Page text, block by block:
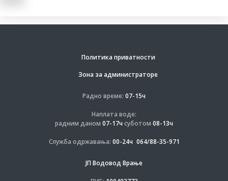
Политика приватности
Зона за администраторе
Радно време: 07-15ч
Наплата воде:
радним даном 07-17ч суботом 08-13ч
Служба одржавања: 00-24ч 064/88-35-971
ЈП Водовод Врање